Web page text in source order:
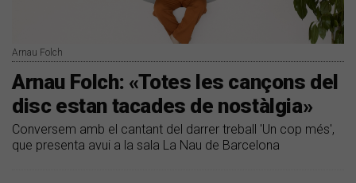
Arnau Folch
Arnau Folch: «Totes les cançons del
disc estan tacades de nostàlgia»
Conversem amb el cantant del darrer treball 'Un cop més',
que presenta avui a la sala La Nau de Barcelona